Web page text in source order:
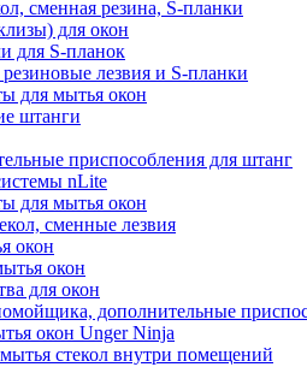
сменная резина, S-планки
для окон
для S-планок
лезвия и S-планки
для мытья окон
штанги
приспособления для штанг
nLite
для мытья окон
сменные лезвия
окон
окон
для окон
дополнительные
окон Unger Ninja
стекол внутри помещений